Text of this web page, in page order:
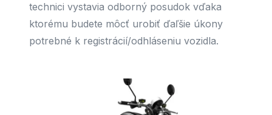
technici vystavia odborný posudok vďaka
ktorému budete môcť urobiť ďaľšie úkony
potrebné k registrácií/odhláseniu vozidla.